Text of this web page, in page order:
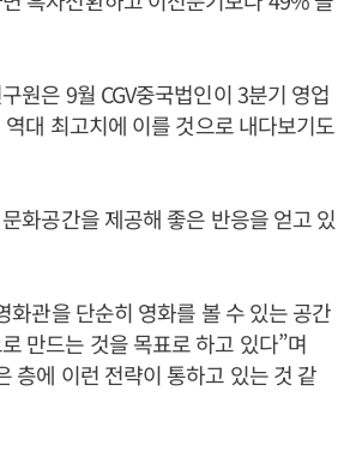
원은 9월 CGV중국법인이 3분기 영업
대 최고치에 이를 것으로 내다보기도
화공간을 제공해 좋은 반응을 얻고 있
화관을 단순히 영화를 볼 수 있는 공간
만드는 것을 목표로 하고 있다”며
층에 이런 전략이 통하고 있는 것 같